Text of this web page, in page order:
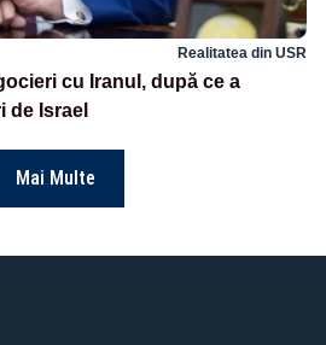
Realitatea din USR
cu Iranul, după ce a
de Israel
Mai Multe